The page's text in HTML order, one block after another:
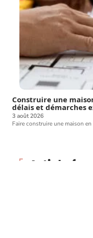
Construire une
délais et démarches
3 août 2026
Faire construire une maison
Article